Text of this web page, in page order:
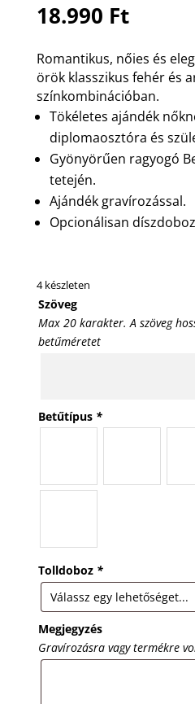
18.990 Ft
Romantikus, nőies és
örök klasszikus fehér és
színkombinációban.
Tökéletes ajándék
diplomaosztóra és
Gyönyörűen ragyogó
tetején.
Ajándék gravírozással.
Opcionálisan
4 készleten
Szöveg
Max 20 karakter. A szöveg
betűméretet
Betűtípus *
Tolldoboz *
Megjegyzés
Gravírozásra vagy termékre